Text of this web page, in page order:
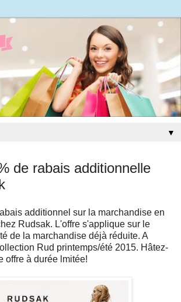
▼
de rabais additionnelle
additionnel sur la marchandise en
Rudsak. L'offre s'applique sur le
de la marchandise déjà réduite. A
Rud printemps/été 2015. Hâtez-
offre à durée lmitée!